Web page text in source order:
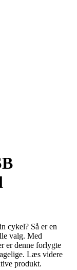
cykel? Så er en
valg. Med
er denne forlygte
Læs videre
produkt.